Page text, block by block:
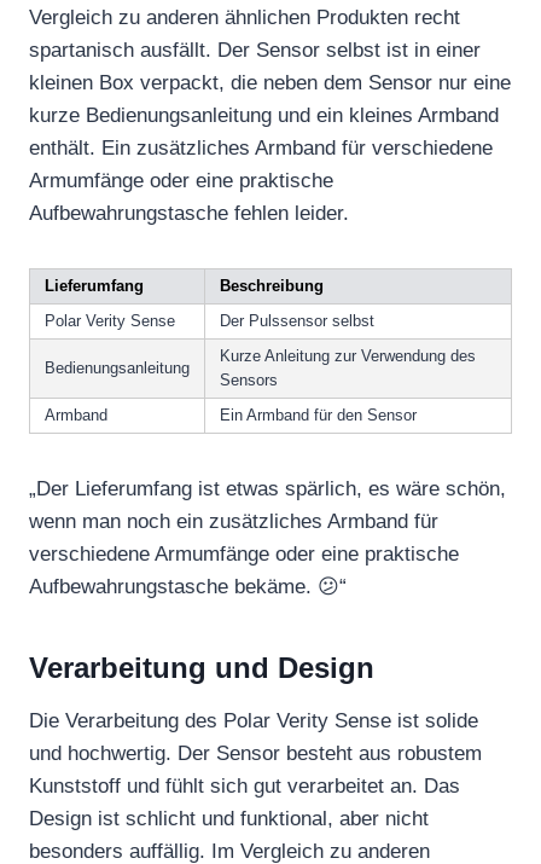
Vergleich zu anderen ähnlichen Produkten recht
spartanisch ausfällt. Der Sensor selbst ist in einer
kleinen Box verpackt, die neben dem Sensor nur eine
kurze Bedienungsanleitung und ein kleines Armband
enthält. Ein zusätzliches Armband für verschiedene
Armumfänge oder eine praktische
Aufbewahrungstasche fehlen leider.
Lieferumfang
Beschreibung
Polar Verity Sense
Der Pulssensor selbst
Bedienungsanleitung
Kurze Anleitung zur Verwendung des
Sensors
Armband
Ein Armband für den Sensor
„Der Lieferumfang ist etwas spärlich, es wäre schön,
wenn man noch ein zusätzliches Armband für
verschiedene Armumfänge oder eine praktische
Aufbewahrungstasche bekäme. 😕“
Verarbeitung und Design
Die Verarbeitung des Polar Verity Sense ist solide
und hochwertig. Der Sensor besteht aus robustem
Kunststoff und fühlt sich gut verarbeitet an. Das
Design ist schlicht und funktional, aber nicht
besonders auffällig. Im Vergleich zu anderen